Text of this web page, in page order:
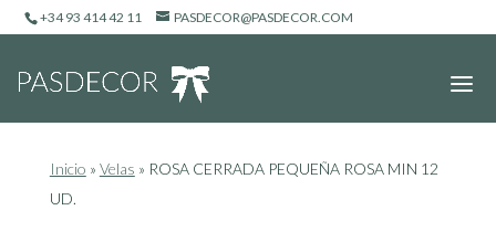
+34 93 414 42 11 PASDECOR@PASDECOR.COM
Inicio » Velas » ROSA CERRADA PEQUEÑA ROSA MIN 12
UD.